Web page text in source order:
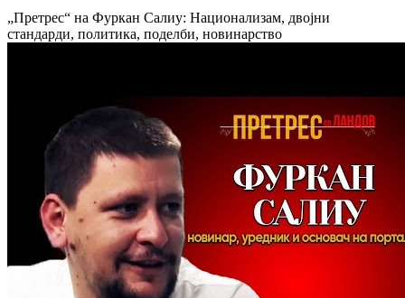
„Претрес“ на Фуркан Салиу: Национализам, двојни
стандарди, политика, поделби, новинарство